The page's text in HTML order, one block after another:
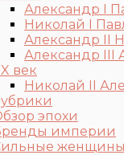
Александр I
Николай I
Александр II
Александр III
век
Николай II
эпохи
империи
женщины